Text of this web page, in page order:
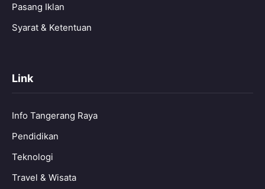
Pasang Iklan
Syarat & Ketentuan
Link
Info Tangerang Raya
Pendidikan
Teknologi
Travel & Wisata